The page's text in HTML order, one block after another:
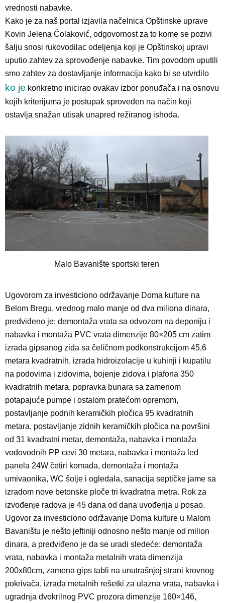
vrednosti nabavke.
Kako je za naš portal izjavila načelnica Opštinske uprave
Kovin Jelena Čolaković, odgovornost za to kome se pozivi
šalju snosi rukovodilac odeljenja koji je Opštinskoj upravi
uputio zahtev za sprovođenje nabavke. Tim povodom uputili
smo zahtev za dostavljanje informacija kako bi se utvrdilo
ko je konkretno inicirao ovakav izbor ponuđača i na osnovu
kojih kriterijuma je postupak sproveden na način koji
ostavlja snažan utisak unapred režiranog ishoda.
Malo Bavanište sportski teren
Ugovorom za investiciono održavanje Doma kulture na
Belom Bregu, vrednog malo manje od dva miliona dinara,
predviđeno je: demontaža vrata sa odvozom na deponiju i
nabavka i montaža PVC vrata dimenzije 80×205 cm zatim
izrada gipsanog zida sa čeličnom podkonstrukcijom 45,6
metara kvadratnih, izrada hidroizolacije u kuhinji i kupatilu
na podovima i zidovima, bojenje zidova i plafona 350
kvadratnih metara, popravka bunara sa zamenom
potapajuće pumpe i ostalom pratećom opremom,
postavljanje podnih keramičkih pločica 95 kvadratnih
metara, postavljanje zidnih keramičkih pločica na površini
od 31 kvadratni metar, demontaža, nabavka i montaža
vodovodnih PP cevi 30 metara, nabavka i montaža led
panela 24W četiri komada, demontaža i montaža
umivaonika, WC šolje i ogledala, sanacija septičke jame sa
izradom nove betonske ploče tri kvadratna metra. Rok za
izvođenje radova je 45 dana od dana uvođenja u posao.
Ugovor za investiciono održavanje Doma kulture u Malom
Bavaništu je nešto jeftiniji odnosno nešto manje od milion
dinara, a predviđeno je da se uradi sledeće: demontaža
vrata, nabavka i montaža metalnih vrata dimenzija
200x80cm, zamena gips tabli na unutrašnjoj strani krovnog
pokrivača, izrada metalnih rešetki za ulazna vrata, nabavka i
ugradnja dvokrilnog PVC prozora dimenzije 160×146,